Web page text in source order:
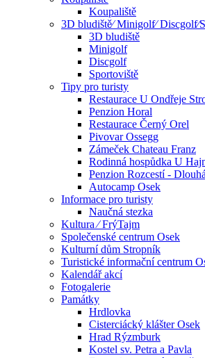
Koupaliště
3D bludiště⁄ Minigolf⁄
3D bludiště
Minigolf
Discgolf
Sportoviště
Tipy pro turisty
Restaurace U Ondřeje
Penzion Horal
Restaurace Černý Orel
Pivovar Ossegg
Zámeček Chateau Franz
Rodinná hospůdka U
Penzion Rozcestí -
Autocamp Osek
Informace pro turisty
Naučná stezka
Kultura ⁄ FrýTajm
Společenské centrum Osek
Kulturní dům Stropník
Turistické informační centrum
Kalendář akcí
Fotogalerie
Památky
Hrdlovka
Cisterciácký klášter Osek
Hrad Rýzmburk
Kostel sv. Petra a Pavla